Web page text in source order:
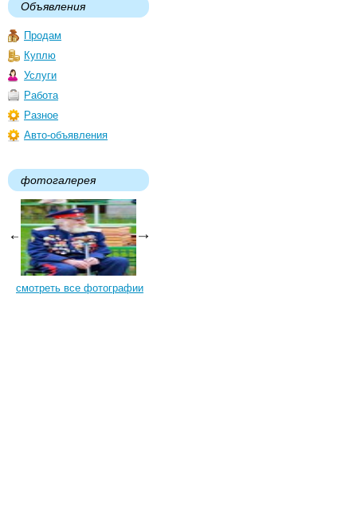
Объявления
Продам
Куплю
Услуги
Работа
Разное
Авто-объявления
фотогалерея
смотреть все фотографии